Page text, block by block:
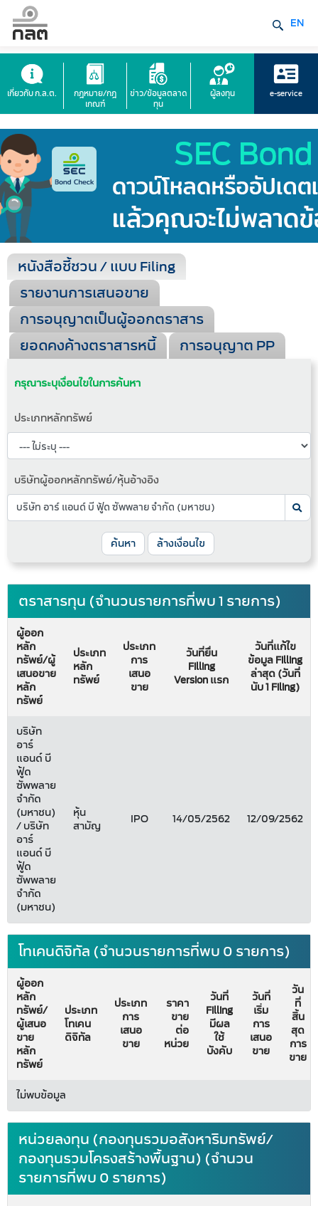
EN
เกี่ยวกับ ก.ล.ต.
กฎหมาย/กฎ
เกณฑ์
ข่าว/ข้อมูลตลาด
ทุน
ผู้ลงทุน e-service
หนังสือชี้ชวน / แบบ Filing
รายงานการเสนอขาย
การอนุญาตเป็นผู้ออกตราสาร
ยอดคงค้างตราสารหนี้
การอนุญาต PP
กรุณาระบุเงื่อนไขในการค้นหา
ประเภทหลักทรัพย์
บริษัทผู้ออกหลักทรัพย์/หุ้นอ้างอิง
ค้นหา ล้างเงื่อนไข
ตราสารทุน (จำนวนรายการที่พบ 1 รายการ)
ผู้ออก
หลัก
ทรัพย์/ผู้
เสนอขาย
หลัก
ทรัพย์
ประเภท
หลัก
ทรัพย์
ประเภท
การ
เสนอ
ขาย
วันที่ยื่น
Filling
Version แรก
วันที่แก้ไข
ข้อมูล Filling
ล่าสุด (วันที่
นับ 1 Filing)
บริษัท
อาร์
แอนด์ บี
ฟู้ด
ซัพพลาย
จำกัด
(มหาชน)
/ บริษัท
อาร์
แอนด์ บี
ฟู้ด
ซัพพลาย
จำกัด
(มหาชน)
หุ้น
สามัญ
IPO 14/05/2562 12/09/2562
โทเคนดิจิทัล (จำนวนรายการที่พบ 0 รายการ)
ผู้ออก
หลัก
ทรัพย์/
ผู้เสนอ
ขาย
หลัก
ทรัพย์
ประเภท
โทเคน
ดิจิทัล
ประเภท
การ
เสนอ
ขาย
ราคา
ขาย
ต่อ
หน่วย
วันที่
Filling
มีผล
ใช้
บังคับ
วันที่
เริ่ม
การ
เสนอ
ขาย
วัน
ที่
สิ้น
สุด
การ
ขาย
ไม่พบข้อมูล
หน่วยลงทุน (กองทุนรวมอสังหาริมทรัพย์/
กองทุนรวมโครงสร้างพื้นฐาน) (จำนวน
รายการที่พบ 0 รายการ)